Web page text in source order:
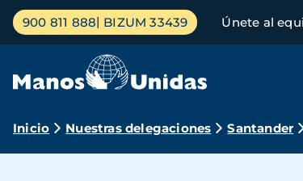
Pasar
contenido
Menú
principal
900 811 888 BIZUM 33439 Únete al
Ruta
Inicio Nuestras delegaciones Santander